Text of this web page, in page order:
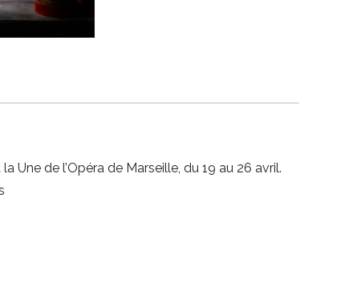
Une de l’Opéra de Marseille, du 19 au 26 avril.